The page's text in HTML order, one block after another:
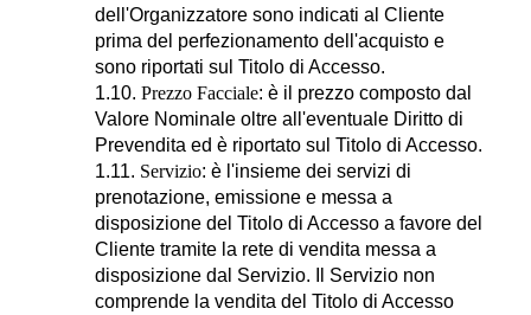
dell'Organizzatore sono indicati al Cliente
prima del perfezionamento dell'acquisto e
sono riportati sul Titolo di Accesso.
1.10. Prezzo Facciale: è il prezzo composto dal
Valore Nominale oltre all'eventuale Diritto di
Prevendita ed è riportato sul Titolo di Accesso.
1.11. Servizio: è l'insieme dei servizi di
prenotazione, emissione e messa a
disposizione del Titolo di Accesso a favore del
Cliente tramite la rete di vendita messa a
disposizione dal Servizio. Il Servizio non
comprende la vendita del Titolo di Accesso